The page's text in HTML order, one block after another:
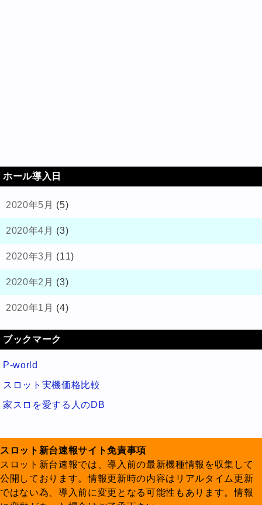
ホール導入日
2020年5月 (5)
2020年4月 (3)
2020年3月 (11)
2020年2月 (3)
2020年1月 (4)
ブックマーク
P-world
スロット実機価格比較
家スロを愛する人のDB
スロット新台速報サイト免責事項
スロット新台速報では、導入前の最新機種情報を収集して
公開しております。情報更新時の内容はリアルタイム更新
ではない為、導入前に変更となる可能性もあります。情報